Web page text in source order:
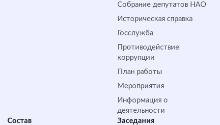
Собрание депутатов НАО
Историческая справка
Госслужба
Противодействие
коррупции
План работы
Мероприятия
Информация о
деятельности
Состав
Заседания